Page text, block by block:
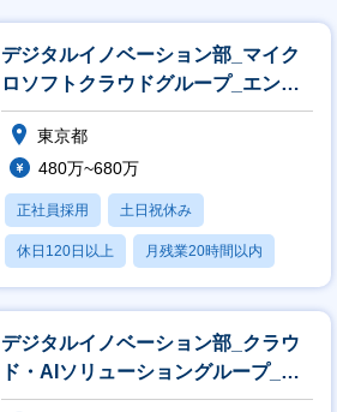
デジタルイノベーション部_マイク
ロソフトクラウドグループ_エンジ
ニア
東京都
480万~680万
正社員採用 土日祝休み
休日120日以上 月残業20時間以内
賞与あり
デジタルイノベーション部_クラウ
ド・AIソリューショングループ_エ
ンジニア